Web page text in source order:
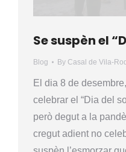
Se suspèn el
Blog By Casal de Vila-
El dia 8 de
celebrar el “Dia del
però degut a la
cregut adient no